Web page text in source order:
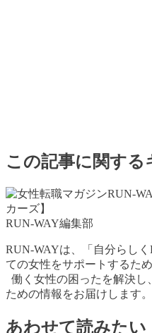
この記事に関する
RUN-WAY編集部
RUN-WAYは、「自分らし
ての女性をサポートするた
働く女性の困ったを解決し
ための情報をお届けします
あわせて読みたい